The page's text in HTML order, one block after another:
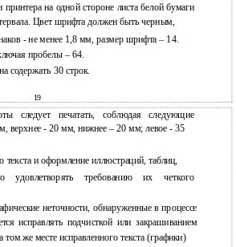
на одной стороне листа белой бумаги
Цвет шрифта должен быть черным,
- не менее 1,8 мм, размер шрифта – 14.
пробелы – 64.
содержать 30 строк.
19
следует печатать, соблюдая следующие
верхнее - 20 мм, нижнее – 20 мм; левое - 35
текста и оформление иллюстраций, таблиц,
требованию их четкого
неточности, обнаруженные в процессе
исправлять подчисткой или закрашиванием
том же месте исправленного текста (графики)